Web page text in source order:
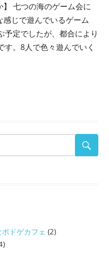
】 七つの海のゲーム会に
じで遊んでいるゲーム
予定でしたが、都合により
。8人で色々遊んでいく
ドゲカフェ (2)